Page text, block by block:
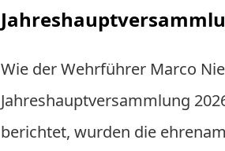
Wie der Wehrführer Marco
Jahreshauptversammlung
berichtet, wurden die